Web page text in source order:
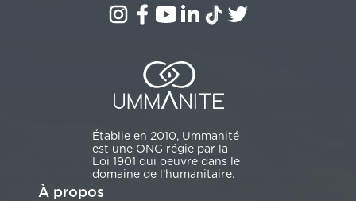
Établie en 2010, Ummanité
est une ONG régie par la
Loi 1901 qui oeuvre dans le
domaine de l’humanitaire.
À propos